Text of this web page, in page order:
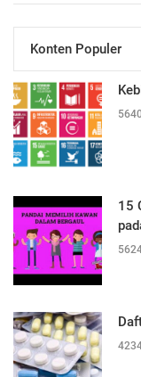
Konten Populer
15